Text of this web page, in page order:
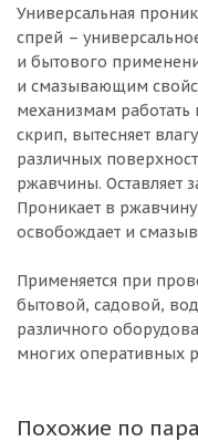
Универсальная
спрей –
и бытового
и смазывающим
механизмам работать
скрип, вытесняет
различных
ржавчины. Оставляет
Проникает в
освобождает и
Применяется при
бытовой, садовой,
различного
многих оперативных
Похожие по